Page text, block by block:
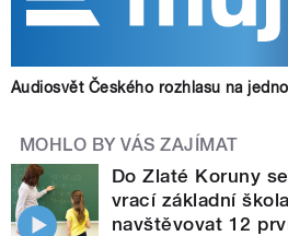
Audiosvět Českého rozhlasu na
MOHLO BY VÁS ZAJÍMAT
Do Zlaté Koruny
vrací základní
navštěvovat 12